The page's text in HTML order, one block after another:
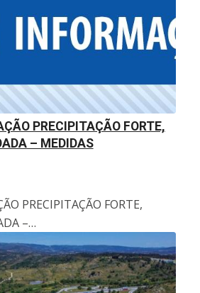
PRECIPITAÇÃO FORTE,
– MEDIDAS
PRECIPITAÇÃO FORTE,
–…